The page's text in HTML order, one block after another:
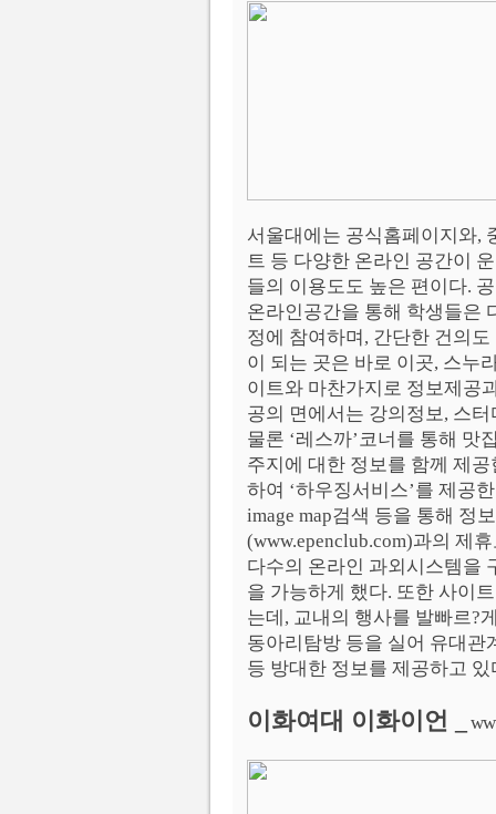
서울대에는 공식홈페이지와,
트 등 다양한 온라인 공간이
들의 이용도도 높은 편이다.
온라인공간을 통해 학생들은
정에 참여하며, 간단한 건의
이 되는 곳은 바로 이곳, 스누
이트와 마찬가지로 정보제공
공의 면에서는 강의정보, 스
물론 ‘레스까’코너를 통해 맛
주지에 대한 정보를 함께 제
하여 ‘하우징서비스’를 제공
image map검색 등을 통해 정
(www.epenclub.com)과의 제
다수의 온라인 과외시스템을
을 가능하게 했다. 또한 사이
는데, 교내의 행사를 발빠르?
동아리탐방 등을 실어 유대관
등 방대한 정보를 제공하고 있
이화여대 이화이언 _